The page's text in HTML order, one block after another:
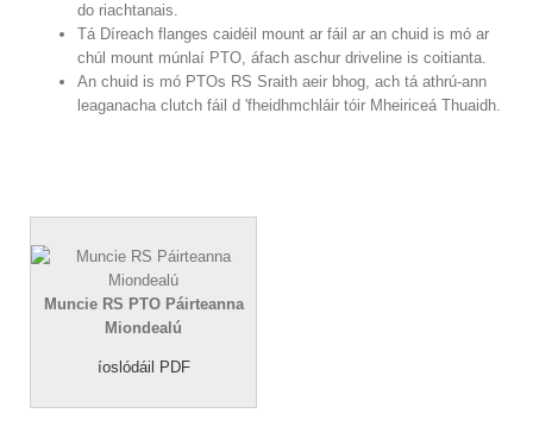
do riachtanais.
Tá Díreach flanges caidéil mount ar fáil ar an chuid is mó ar
chúl mount múnlaí PTO, áfach aschur driveline is coitianta.
An chuid is mó PTOs RS Sraith aeir bhog, ach tá athrú-ann
leaganacha clutch fáil d 'fheidhmchláir tóir Mheiriceá Thuaidh.
Muncie RS PTO Páirteanna
Miondealú
íoslódáil PDF